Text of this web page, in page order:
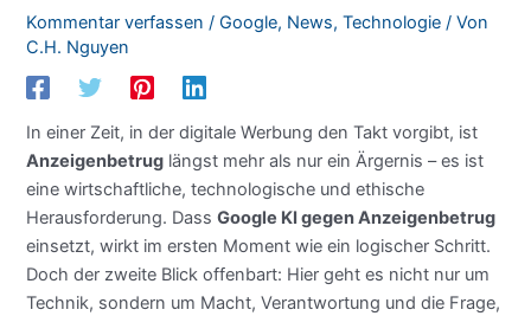
Kommentar verfassen /Google, News,Technologie / Von
C.H. Nguyen
In einer Zeit, in der digitale Werbung den Takt vorgibt, ist
Anzeigenbetrug längst mehr als nur ein Ärgernis – es ist
eine wirtschaftliche, technologische und ethische
Herausforderung. DassGoogle KI gegen Anzeigenbetrug
einsetzt, wirkt im ersten Moment wie ein logischer Schritt.
Doch der zweite Blick offenbart: Hier geht es nicht nur um
Technik, sondern um Macht, Verantwortung und die Frage,